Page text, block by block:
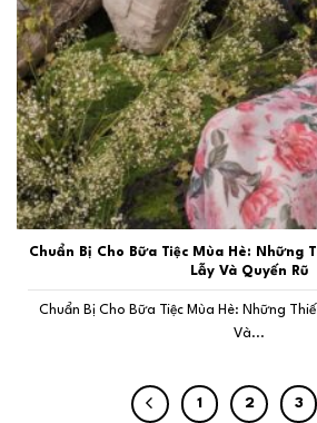
Chuẩn Bị Cho Bữa Tiệc Mùa Hè: Những
Lẫy Và Quyến Rũ
Chuẩn Bị Cho Bữa Tiệc Mùa Hè: Những
Và...
1 2 3